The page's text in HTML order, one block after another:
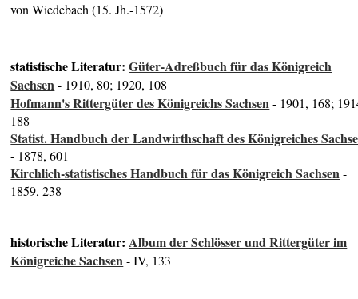
von Wiedebach (15. Jh.-1572)
statistische Literatur:Güter-Adreßbuch für das Königreich
Sachsen- 1910, 80; 1920, 108
Hofmann's Rittergüter des Königreichs Sachsen- 1901, 168;
188
Statist. Handbuch der Landwirthschaft des Königreiches
- 1878, 601
Kirchlich-statistisches Handbuch für das Königreich Sachsen-
1859, 238
historische Literatur:Album der Schlösser und Rittergüter im
Königreiche Sachsen- IV, 133